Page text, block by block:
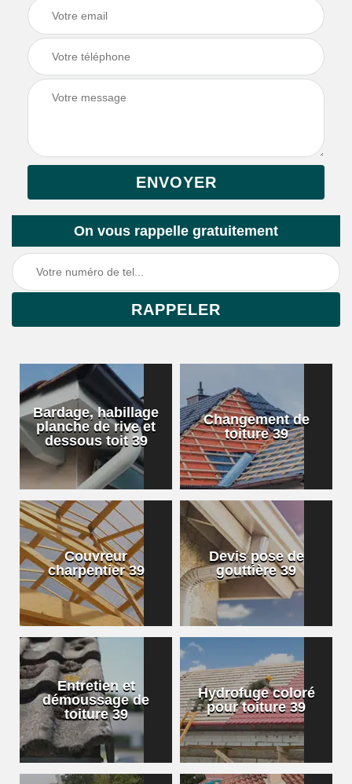
On vous rappelle gratuitement
Bardage, habillage
planche de rive et
dessous toit 39
Changement de
toiture 39
Couvreur
charpentier 39
Devis pose de
gouttière 39
Entretien et
démoussage de
toiture 39
Hydrofuge coloré
pour toiture 39